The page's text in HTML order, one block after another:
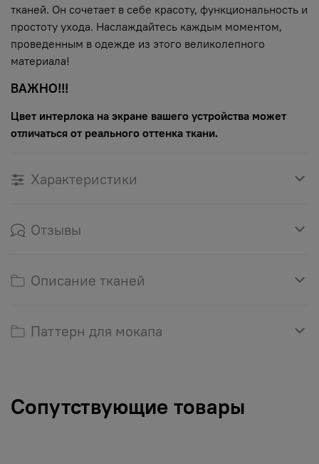
тканей. Он сочетает в себе красоту, функциональность и
простоту ухода. Наслаждайтесь каждым моментом,
проведенным в одежде из этого великолепного
материала!
ВАЖНО!!!
Цвет интерлока на экране вашего устройства может
отличаться от реального оттенка ткани.
Характеристики
Отзывы
Описание тканей
Паттерн для мокапа
Сопутствующие товары